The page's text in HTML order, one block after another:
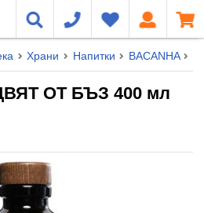
Храни Напитки BACANHA
ОТ БЪЗ 400 мл